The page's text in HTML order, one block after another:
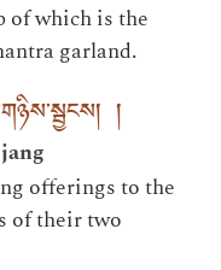
of which is the
garland.
།
offerings to the
of their two